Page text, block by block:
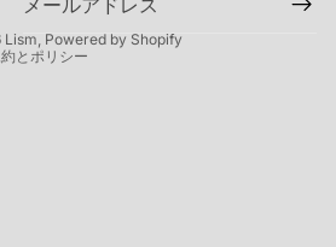
Lism , Powered by Shopify
とポリシー
表記